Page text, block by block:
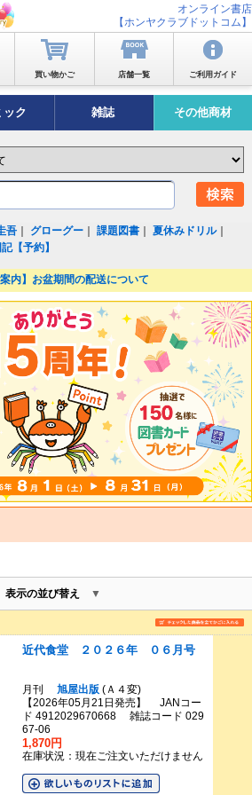
オンライン書店
【ホンヤクラブドットコム】
買い物かご 店舗一覧 ご利用ガイド
ック 雑誌 その他商材
吾 グローグー ｜課題図書 ｜夏休みドリル｜
【予約】
案内】お盆期間の配送について
表示の並び替え
近代食堂 ２０２６年 ０６月号
月刊 旭屋出版 (Ａ４変)
【2026年05月21日発売】 JANコー
ド 4912029670668 雑誌コード 029
67-06
1,870円
在庫状況：現在ご注文いただけません